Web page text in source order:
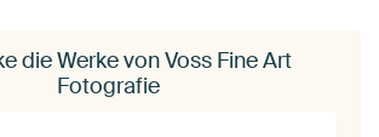
die Werke von Voss Fine Art
Fotografie